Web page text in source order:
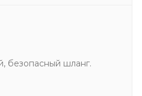
безопасный шланг.